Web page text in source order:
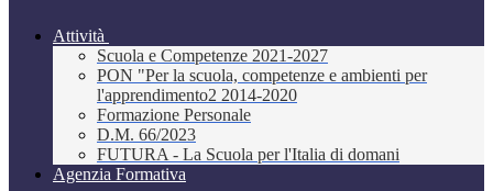
Attività
Scuola e Competenze 2021-2027
PON "Per la scuola, competenze e ambienti per
l'apprendimento2 2014-2020
Formazione Personale
D.M. 66/2023
FUTURA - La Scuola per l'Italia di domani
Agenzia Formativa